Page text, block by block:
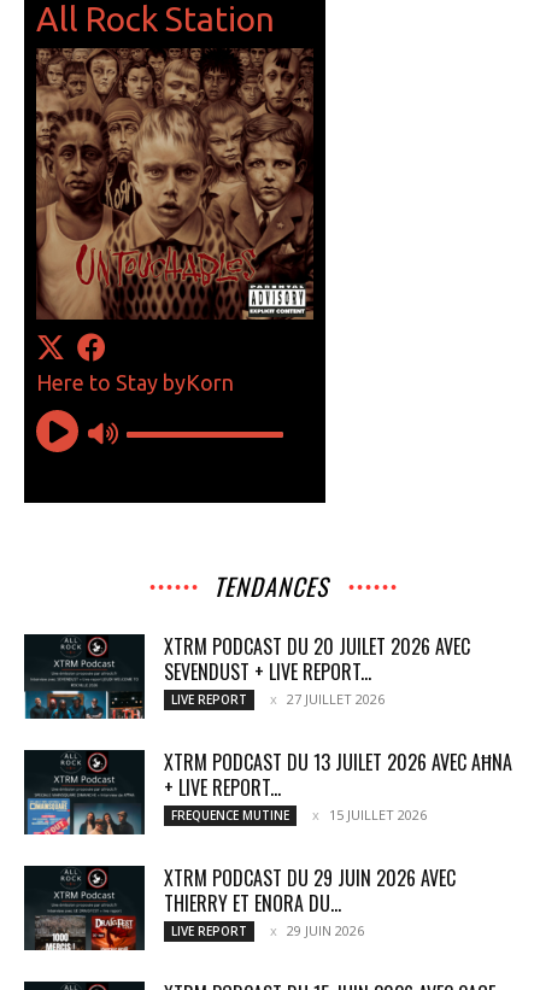
TENDANCES
XTRM PODCAST DU 20 JUILET 2026 AVEC
SEVENDUST + LIVE REPORT...
LIVE REPORT 27 JUILLET 2026
XTRM PODCAST DU 13 JUILET 2026 AVEC AĦNA
+ LIVE REPORT...
FREQUENCE MUTINE 15 JUILLET 2026
XTRM PODCAST DU 29 JUIN 2026 AVEC
THIERRY ET ENORA DU...
LIVE REPORT 29 JUIN 2026